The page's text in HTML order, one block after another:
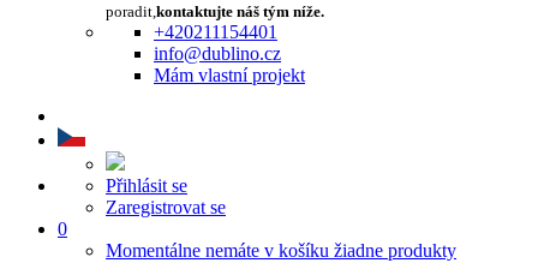
poradit,kontaktujte náš tým níže.
+420211154401
info@dublino.cz
Mám vlastní projekt
Přihlásit se
Zaregistrovat se
0
Momentálne nemáte v košíku žiadne produkty